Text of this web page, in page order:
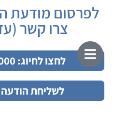
לפרסום מודעת
צרו קשר
לחצו לחיוג: 077-9971000
לשליחת